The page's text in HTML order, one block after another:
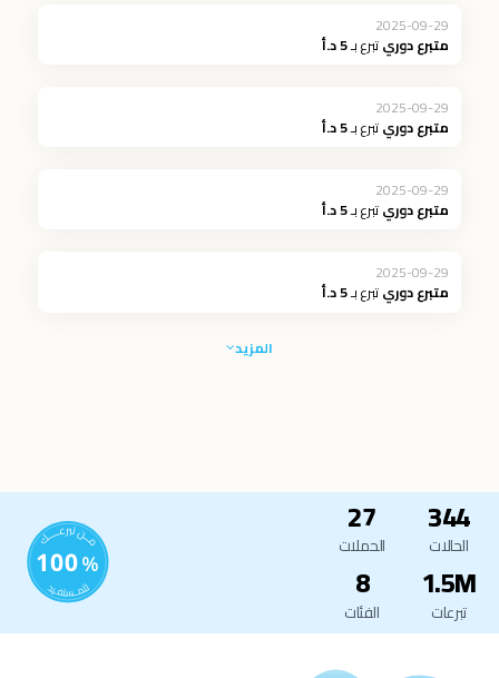
2025-09-29
متبرع دوريتبرع بـ5 د.أ
2025-09-29
متبرع دوريتبرع بـ5 د.أ
2025-09-29
متبرع دوريتبرع بـ5 د.أ
2025-09-29
متبرع دوريتبرع بـ5 د.أ
المزيد
344
الحالات
27
الحملات
1.5M
تبرعات
8
الفئات